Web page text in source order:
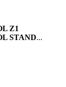
Z1
STAND...